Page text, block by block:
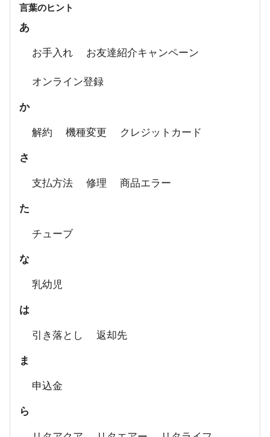
言葉のヒント
あ
お手入れ
お友達紹介キャンペーン
オンライン登録
か
解約 機種変更 クレジットカード
さ
支払方法 修理 商品エラー
た
チューブ
な
乳幼児
は
引き落とし 返却先
ま
申込金
ら